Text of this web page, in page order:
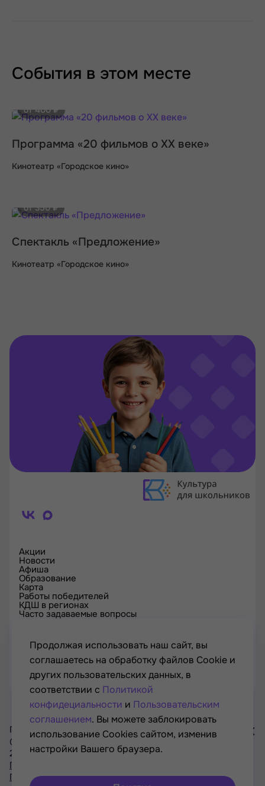
События в этом месте
от 400 ₽
Программа «20 фильмов о XX веке»
Кинотеатр «Городское кино»
от 350 ₽
Спектакль «Предложение»
Кинотеатр «Городское кино»
Акции
Новости
Афиша
Образование
Карта
Работы победителей
КДШ в регионах
Часто задаваемые вопросы
Проверка сертификата
Контакты
Проект Минкультуры России, Минпросвещения России
© РОСКУЛЬТПРОЕКТ, Российский фонд культуры, 2021—
2026
Политика конфиденциальности
Пользовательское соглашение
Продолжая использовать наш сайт, вы
соглашаетесь на обработку файлов Cookie и
других пользовательских данных, в
соответствии с Политикой
конфидециальности и Пользовательским
соглашением. Вы можете заблокировать
использование Cookies сайтом, изменив
настройки Вашего браузера.